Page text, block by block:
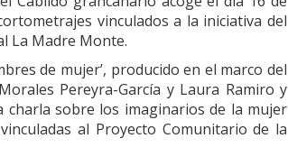
vinculados a la iniciativa del
La Madre Monte.
de mujer’, producido en el marco del
Pereyra-García y Laura Ramiro y
charla sobre los imaginarios de la mujer
al Proyecto Comunitario de la